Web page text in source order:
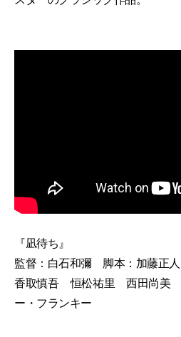
『凪待ち』
監督：白石和彌 脚本：加藤正人
香取慎吾 恒松祐里 西田尚
ー・フランキー